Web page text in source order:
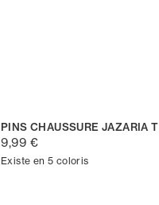
PINS CHAUSSURE JAZARIA
9,99 €
Existe en 5 coloris